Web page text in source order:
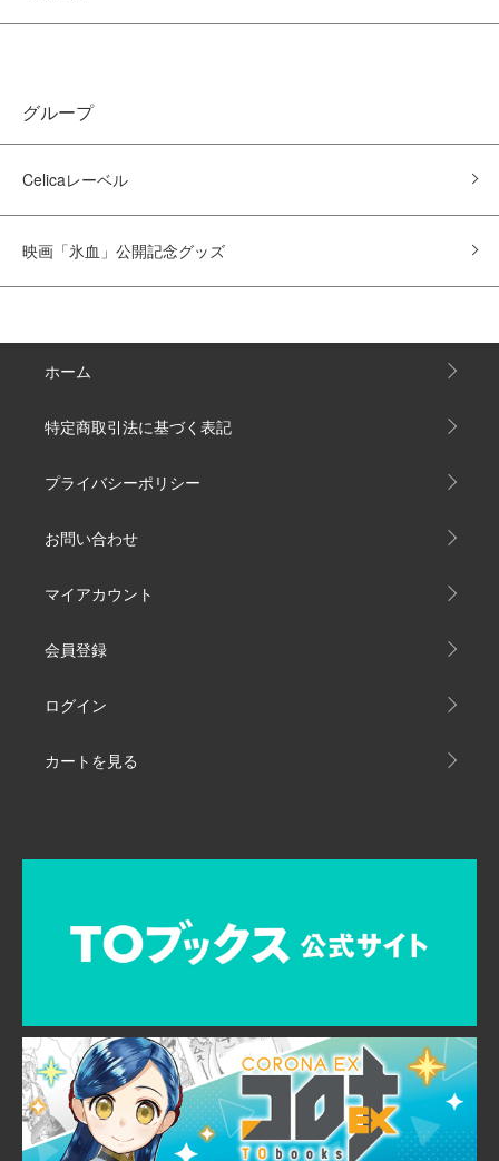
グループ
Celicaレーベル
映画「氷血」公開記念グッズ
ホーム
特定商取引法に基づく表記
プライバシーポリシー
お問い合わせ
マイアカウント
会員登録
ログイン
カートを見る